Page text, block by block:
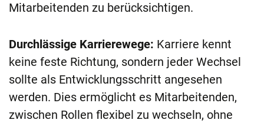
Mitarbeitenden zu berücksichtigen.
Durchlässige Karriere­wege: Karriere kennt
keine feste Richtung, sondern jeder Wechsel
sollte als Entwicklungsschritt angesehen
werden. Dies ermöglicht es Mitarbeitenden,
zwischen Rollen flexibel zu wechseln, ohne